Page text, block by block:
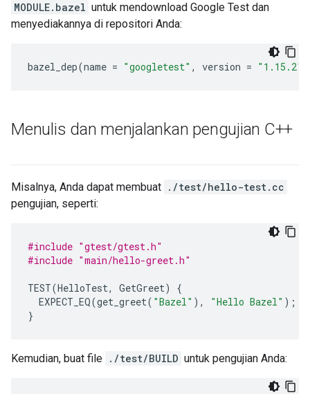
MODULE.bazel untuk mendownload Google Test dan
menyediakannya di repositori Anda:
bazel_dep(name = "googletest" , version = "1.15.2"
Menulis dan menjalankan pengujian C++
Misalnya, Anda dapat membuat ./test/hello-test.cc
pengujian, seperti:
#include "gtest/gtest.h"
#include "main/hello-greet.h"
TEST(HelloTest, GetGreet)
{
EXPECT_EQ(get_greet( "Bazel" ), "Hello Bazel" );
}
Kemudian, buat file ./test/BUILD untuk pengujian Anda: